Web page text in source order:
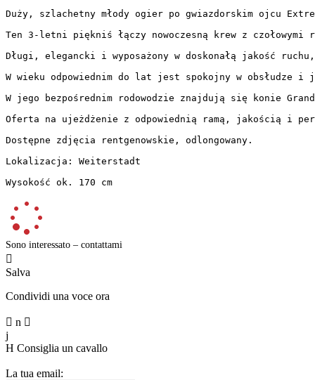
Duży, szlachetny młody ogier po gwiazdorskim ojcu
Ten 3-letni piękniś łączy nowoczesną krew z czołowymi
Długi, elegancki i wyposażony w doskonałą jakość
W wieku odpowiednim do lat jest spokojny w obsłudze
W jego bezpośrednim rodowodzie znajdują się konie
Oferta na ujeżdżenie z odpowiednią ramą, jakością i
Dostępne zdjęcia rentgenowskie, odlongowany.
Lokalizacja: Weiterstadt
Wysokość ok. 170 cm
Sono interessato – contattami

Salva
Condividi una voce ora
 n 
j
H Consiglia un cavallo
La tua email: